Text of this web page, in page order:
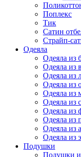
Поплекс
Тик
Сатин
Страйп-
Одеяла
Одеяла из
Одеяла из
Одеяла из
Одеяла из
Одеяла из
Одеяла из
Одеяла из
Одеяла из
Одеяла из
Одеяла из
Подушки
Подушки